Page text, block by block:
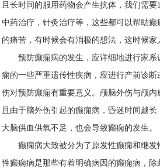
且长时间的服用药物会产生抗体，我们需
中药治疗，针灸治疗等，这些都可以帮助
的痛苦，有时候会有消极的想法，这时候
预防癫痫病的发生，应详细地进行家
痫的一些严重遗传性疾病，应进行产前诊
伤对预防癫痫有重要意义。颅脑外伤与颅
且由于脑外伤引起的癫痫病，昏迷时间越
大脑供血供氧不足，也会导致癫痫的发生。
癫痫病大致被分为了原发性癫痫和继
性癫痫病是那些有着明确病因的癫痫病，